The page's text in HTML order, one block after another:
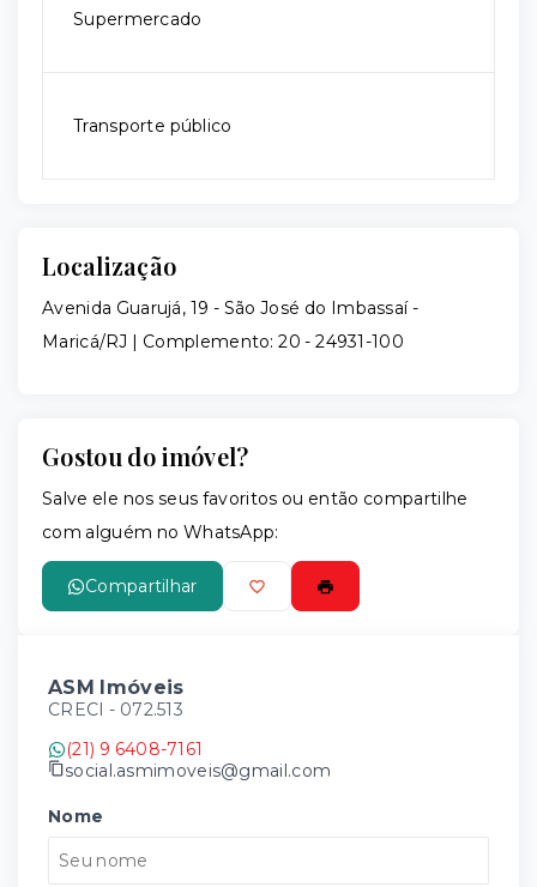
Supermercado
Transporte público
Localização
Avenida Guarujá, 19 - São José do Imbassaí -
Maricá/RJ | Complemento: 20 - 24931-100
Gostou do imóvel?
Salve ele nos seus favoritos ou então compartilhe
com alguém no WhatsApp:
Compartilhar
ASM Imóveis
CRECI - 072.513
(21) 9 6408-7161
social.asmimoveis@gmail.com
Nome